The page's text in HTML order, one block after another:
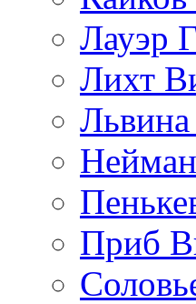
Лауэр
Лихт
Приб